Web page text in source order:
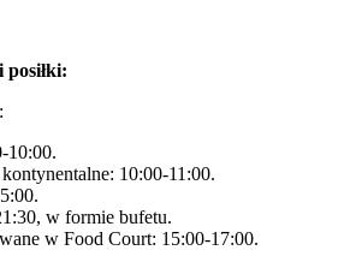
posiłki:
10:00.
10:00-11:00.
w formie bufetu.
w Food Court: 15:00-17:00.